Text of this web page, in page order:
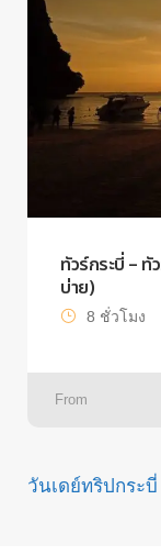
ทัวร์กระบี่ – ทั
บ่าย)
8 ชั่วโมง
From
วันเดย์ทริปกระ